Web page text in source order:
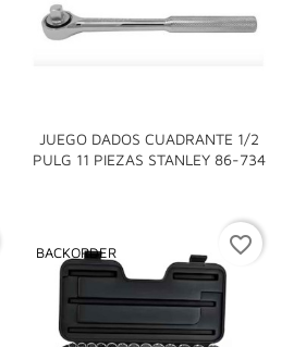
JUEGO DADOS CUADRANTE 1/2
PULG 11 PIEZAS STANLEY 86-734

BACKORDER favorite_border